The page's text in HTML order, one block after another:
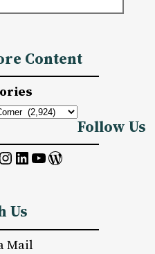
Content
Follow Us
InstagramLinkedIn YouTube WordPress
Us
Mail